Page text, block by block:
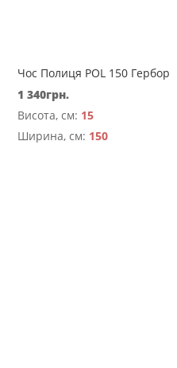
Чос Полиця POL 150 Гербор
1 340грн.
Висота, см: 15
Ширина, см: 150